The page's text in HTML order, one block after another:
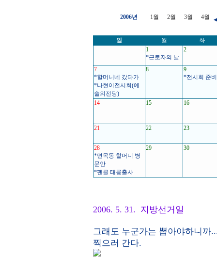
2006년 1월 2월 3월 4월
일 월
화
1
*근로자의 날
2
7
*할머니네 갔다가
*나현이전시회(예
술의전당)
8
9
*전시회 준비
14 15 16
21 22 23
28
*면목동 할머니 병
문안
*펜클 태릉출사
29 30
2006. 5. 31. 지방선거일
그래도 누군가는 뽑아야하니까
찍으러 간다.